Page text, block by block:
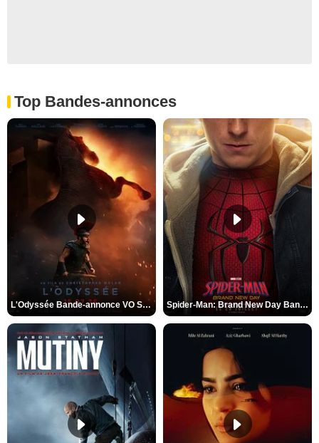
Top Bandes-annonces
L'Odyssée Bande-annonce VO STFR Spider-Man: Brand New Day Bande-annonce VO STFR